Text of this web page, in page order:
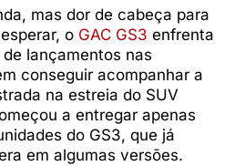
mas dor de cabeça para
o GAC GS3 enfrenta
lançamentos nas
conseguir acompanhar a
na estreia do SUV
a entregar apenas
do GS3, que já
em algumas versões.